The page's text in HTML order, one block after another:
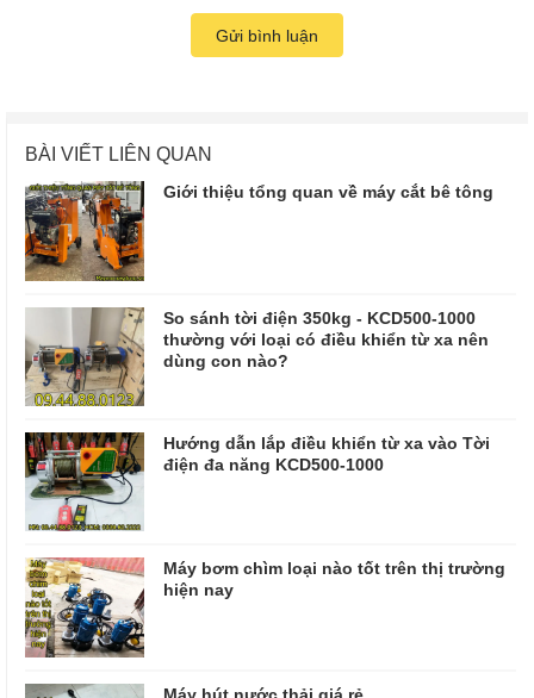
Gửi bình luận
BÀI VIẾT LIÊN QUAN
Giới thiệu tổng quan về máy cắt bê tông
So sánh tời điện 350kg - KCD500-1000
thường với loại có điều khiển từ xa nên
dùng con nào?
Hướng dẫn lắp điều khiển từ xa vào Tời
điện đa năng KCD500-1000
Máy bơm chìm loại nào tốt trên thị trường
hiện nay
Máy hút nước thải giá rẻ